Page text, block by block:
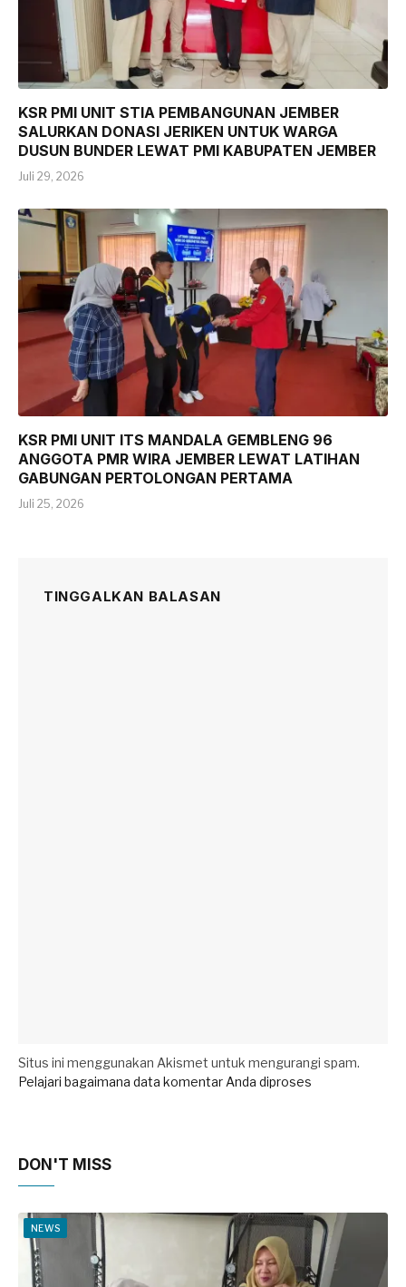
KSR PMI UNIT STIA PEMBANGUNAN JEMBER
SALURKAN DONASI JERIKEN UNTUK WARGA
DUSUN BUNDER LEWAT PMI KABUPATEN JEMBER
Juli 29, 2026
KSR PMI UNIT ITS MANDALA GEMBLENG 96
ANGGOTA PMR WIRA JEMBER LEWAT LATIHAN
GABUNGAN PERTOLONGAN PERTAMA
Juli 25, 2026
TINGGALKAN BALASAN
Situs ini menggunakan Akismet untuk mengurangi spam.
Pelajari bagaimana data komentar Anda diproses
DON'T MISS
NEWS